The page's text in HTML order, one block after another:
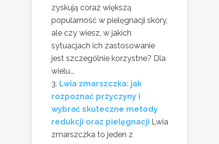
zyskują coraz większą
popularność w pielęgnacji skóry,
ale czy wiesz, w jakich
sytuacjach ich zastosowanie
jest szczególnie korzystne? Dla
wielu...
Lwia zmarszczka: jak
rozpoznać przyczyny i
wybrać skuteczne metody
redukcji oraz pielęgnacji Lwia
zmarszczka to jeden z